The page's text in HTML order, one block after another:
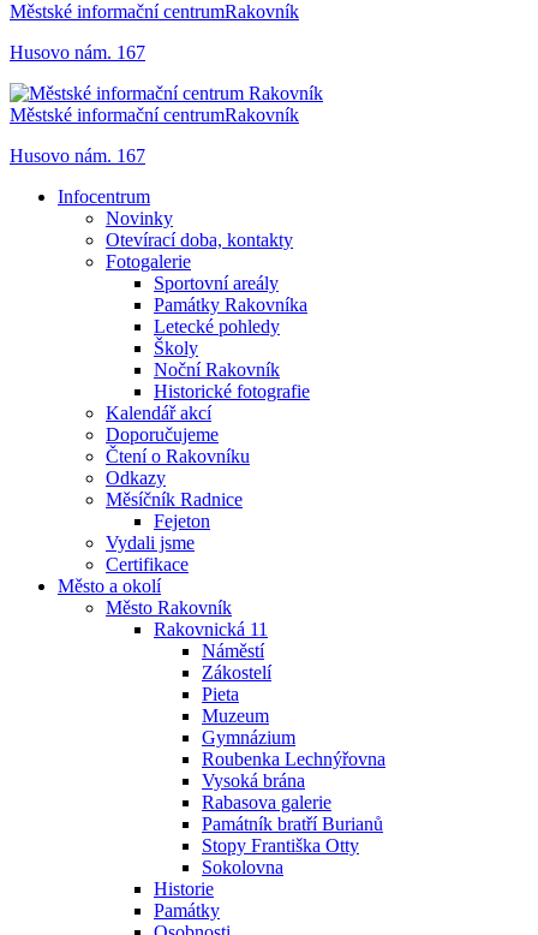
Městské informační centrumRakovník
Husovo nám. 167
Městské informační centrumRakovník
Husovo nám. 167
Infocentrum
Novinky
Otevírací doba, kontakty
Fotogalerie
Sportovní areály
Památky Rakovníka
Letecké pohledy
Školy
Noční Rakovník
Historické fotografie
Kalendář akcí
Doporučujeme
Čtení o Rakovníku
Odkazy
Měsíčník Radnice
Fejeton
Vydali jsme
Certifikace
Město a okolí
Město Rakovník
Rakovnická 11
Náměstí
Zákostelí
Pieta
Muzeum
Gymnázium
Roubenka Lechnýřovna
Vysoká brána
Rabasova galerie
Památník bratří Burianů
Stopy Františka Otty
Sokolovna
Historie
Památky